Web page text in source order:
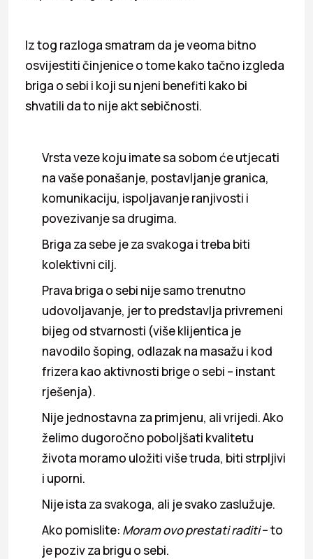
Iz tog razloga smatram da je veoma bitno
osvijestiti činjenice o tome kako tačno izgleda
briga o sebi i koji su njeni benefiti kako bi
shvatili da to nije akt sebičnosti.
Vrsta veze koju imate sa sobom će utjecati
na vaše ponašanje, postavljanje granica,
komunikaciju, ispoljavanje ranjivosti i
povezivanje sa drugima.
Briga za sebe je za svakoga i treba biti
kolektivni cilj.
Prava briga o sebi nije samo trenutno
udovoljavanje, jer to predstavlja privremeni
bijeg od stvarnosti (više klijentica je
navodilo šoping, odlazak na masažu i kod
frizera kao aktivnosti brige o sebi – instant
rješenja).
Nije jednostavna za primjenu, ali vrijedi. Ako
želimo dugoročno poboljšati kvalitetu
života moramo uložiti više truda, biti strpljivi
i uporni.
Nije ista za svakoga, ali je svako zaslužuje.
Ako pomislite: Moram ovo prestati raditi– to
je poziv za brigu o sebi.